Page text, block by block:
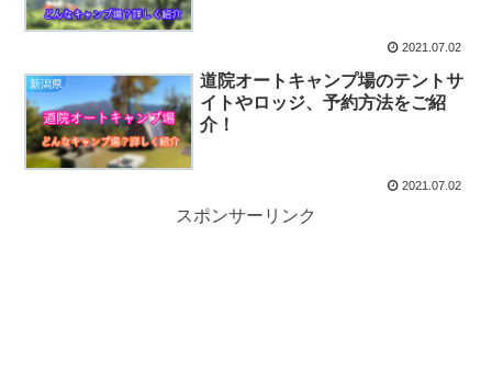
2021.07.02
新潟県
道院オートキャンプ場のテントサ
イトやロッジ、予約方法をご紹
介！
2021.07.02
スポンサーリンク